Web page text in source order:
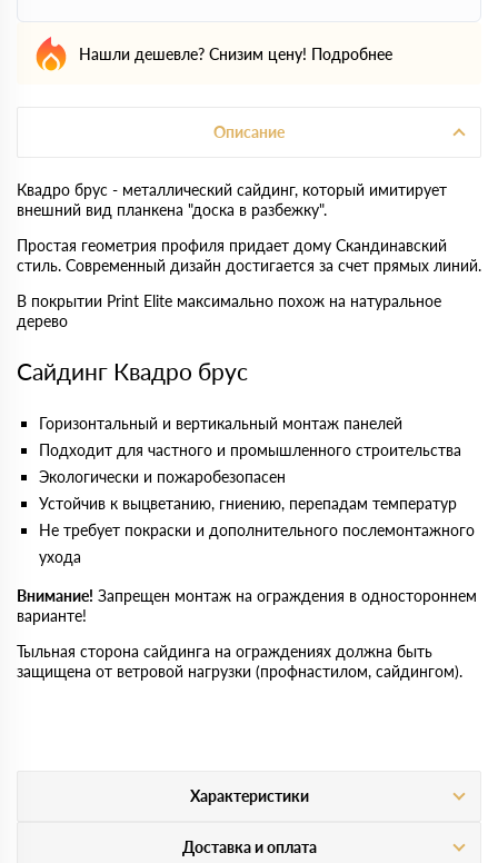
Нашли дешевле? Снизим цену! Подробнее
Описание
Квадро брус - металлический сайдинг, который имитирует
внешний вид планкена "доска в разбежку".
Простая геометрия профиля придает дому Скандинавский
стиль. Современный дизайн достигается за счет прямых линий.
В покрытии Print Elite максимально похож на натуральное
дерево
Сайдинг Квадро брус
Горизонтальный и вертикальный монтаж панелей
Подходит для частного и промышленного строительства
Экологически и пожаробезопасен
Устойчив к выцветанию, гниению, перепадам температур
Не требует покраски и дополнительного послемонтажного
ухода
Внимание! Запрещен монтаж на ограждения в одностороннем
варианте!
Тыльная сторона сайдинга на ограждениях должна быть
защищена от ветровой нагрузки (профнастилом, сайдингом).
Характеристики
Доставка и оплата